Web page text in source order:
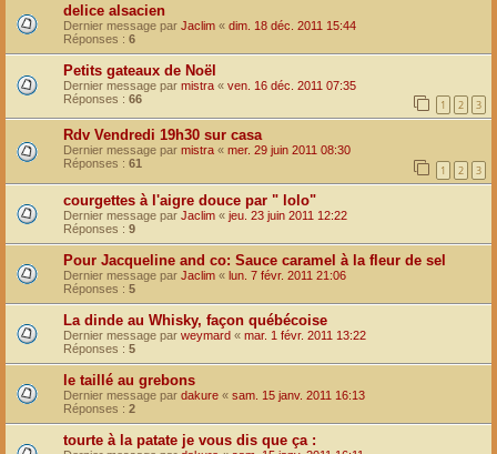
delice alsacien
Dernier message par Jaclim « dim. 18 déc. 2011 15:44
Réponses : 6
Petits gateaux de Noël
Dernier message par mistra « ven. 16 déc. 2011 07:35
Réponses : 66 1 2 3
Rdv Vendredi 19h30 sur casa
Dernier message par mistra « mer. 29 juin 2011 08:30
Réponses : 61 1 2 3
courgettes à l'aigre douce par " lolo"
Dernier message par Jaclim « jeu. 23 juin 2011 12:22
Réponses : 9
Pour Jacqueline and co: Sauce caramel à la fleur de sel
Dernier message par Jaclim « lun. 7 févr. 2011 21:06
Réponses : 5
La dinde au Whisky, façon québécoise
Dernier message par weymard « mar. 1 févr. 2011 13:22
Réponses : 5
le taillé au grebons
Dernier message par dakure « sam. 15 janv. 2011 16:13
Réponses : 2
tourte à la patate je vous dis que ça :